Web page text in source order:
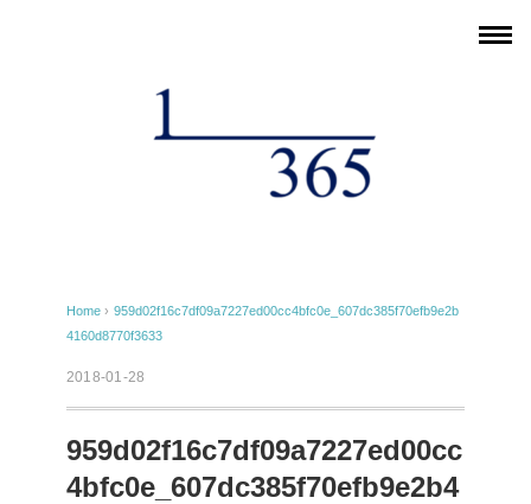
Home › 959d02f16c7df09a7227ed00cc4bfc0e_607dc385f70efb9e2b
4160d8770f3633
2018-01-28
959d02f16c7df09a7227ed00cc
4bfc0e_607dc385f70efb9e2b4